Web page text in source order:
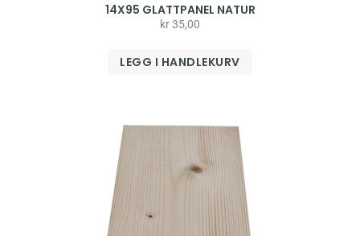
14X95 GLATTPANEL NATUR
kr35,00
LEGG I HANDLEKURV